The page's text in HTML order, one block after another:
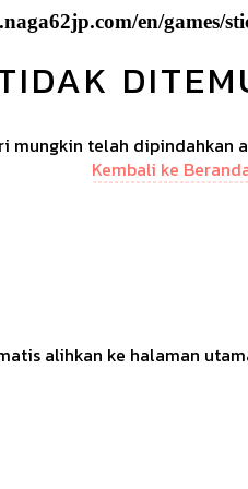
en/games/
mungkin telah dipindahkan
Kembali ke
alihkan ke halaman